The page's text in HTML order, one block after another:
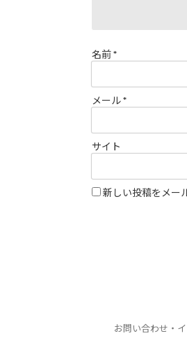
名前*
メール*
サイト
新しい投稿をメー
お問い合わせ・